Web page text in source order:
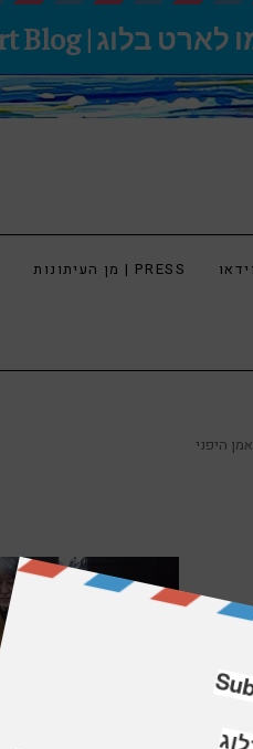
מן העיתונות | PRESS